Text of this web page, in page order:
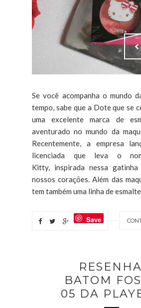
Se você acompanha o mundo
tempo, sabe que a Dote que se
uma excelente marca de
aventurado no mundo da
Recentemente, a empresa
licenciada que leva o
Kitty, inspirada nessa gatinha
nossos corações. Além das
tem também uma linha de
Save
BATOM
05 DA